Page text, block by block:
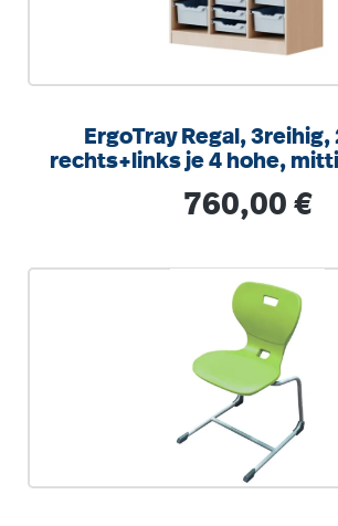
ErgoTray Regal, 3reihig,
rechts+links je 4 hohe,
Regulärer Preis:
760,00 €